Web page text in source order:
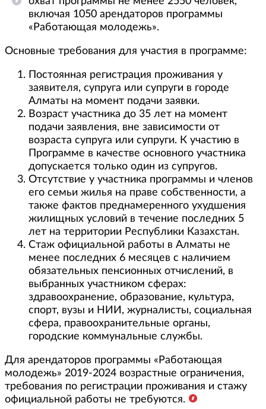
включая 1050 арендаторов программы
«Работающая молодежь».
Основные требования для участия в программе:
Постоянная регистрация проживания у
заявителя, супруга или супруги в городе
Алматы на момент подачи заявки.
Возраст участника до 35 лет на момент
подачи заявления, вне зависимости от
возраста супруга или супруги. К участию в
Программе в качестве основного участника
допускается только один из супругов.
Отсутствие у участника программы и членов
его семьи жилья на праве собственности, а
также фактов преднамеренного ухудшения
жилищных условий в течение последних 5
лет на территории Республики Казахстан.
Стаж официальной работы в Алматы не
менее последних 6 месяцев с наличием
обязательных пенсионных отчислений, в
выбранных участником сферах:
здравоохранение, образование, культура,
спорт, вузы и НИИ, журналисты, социальная
сфера, правоохранительные органы,
городские коммунальные службы.
Для арендаторов программы «Работающая
молодежь» 2019-2024 возрастные ограничения,
требования по регистрации проживания и стажу
официальной работы не требуются.